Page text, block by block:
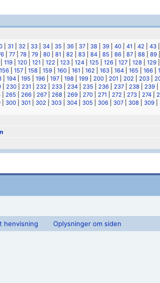
| 31 32 33| 34| 35 36| 37| 38| 39| 40| 41 42 43|
77 78 79 80 81 82 83 84 85 86 87 88 89
119 120 121 122 123 124 125 126 127 128 129
156 157 158 159 160 161 162 163 164 165 166
| 194| 195 196| 197| 198| 199| 200| 201 202 203|
| 230| 231 232 233| 234| 235 236| 237| 238| 239|
265 266 267 268 269 270 271 272 273 274
| 300| 301 302 303| 304| 305 306| 307| 308| 309|
henvisning Oplysninger om siden